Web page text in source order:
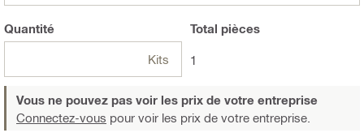
Quantité
Kits
Total pièces
1
Vous ne pouvez pas voir les prix de votre entreprise
Connectez-vous pour voir les prix de votre entreprise.